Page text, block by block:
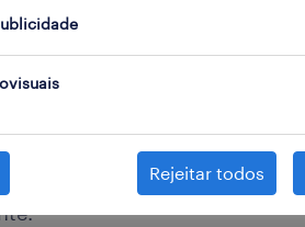
profissional
feedback e
dos maiores sinais
Contrariamente ao
de que queresRejeitar todos